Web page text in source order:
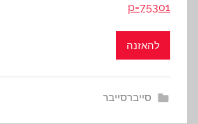
p=75301
להאזנה
סייברסייבר